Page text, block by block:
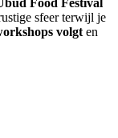
sfeer terwijl je
volgt en